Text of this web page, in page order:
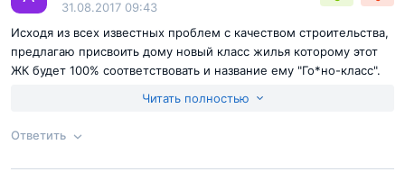
Согласен справилами публикациина сайте
31.08.2017 09:43
Исходя из всех известных проблем с качеством строительства,
предлагаю присвоить дому новый класс жилья которому этот
ЖК будет 100% соответствовать и название ему "Го*но-класс".
полуразрушенный долгострой времен динозавров обернули
Читать полностью
Ответить